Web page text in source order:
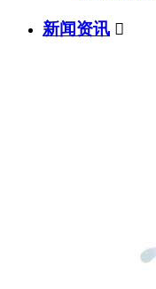
新闻资讯 